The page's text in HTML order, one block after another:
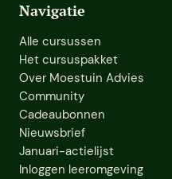
Navigatie
Alle cursussen
Het cursuspakket
Over Moestuin Advies
Community
Cadeaubonnen
Nieuwsbrief
Januari-actielijst
Inloggen leeromgeving